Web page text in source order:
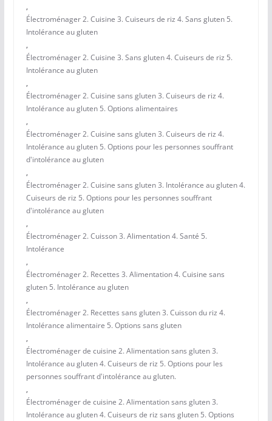
,
Électroménager 2. Cuisine 3. Cuiseurs de riz 4. Sans gluten 5.
Intolérance au gluten
,
Électroménager 2. Cuisine 3. Sans gluten 4. Cuiseurs de riz 5.
Intolérance au gluten
,
Électroménager 2. Cuisine sans gluten 3. Cuiseurs de riz 4.
Intolérance au gluten 5. Options alimentaires
,
Électroménager 2. Cuisine sans gluten 3. Cuiseurs de riz 4.
Intolérance au gluten 5. Options pour les personnes souffrant
d'intolérance au gluten
,
Électroménager 2. Cuisine sans gluten 3. Intolérance au gluten 4.
Cuiseurs de riz 5. Options pour les personnes souffrant
d'intolérance au gluten
,
Électroménager 2. Cuisson 3. Alimentation 4. Santé 5.
Intolérance
,
Électroménager 2. Recettes 3. Alimentation 4. Cuisine sans
gluten 5. Intolérance au gluten
,
Électroménager 2. Recettes sans gluten 3. Cuisson du riz 4.
Intolérance alimentaire 5. Options sans gluten
,
Électroménager de cuisine 2. Alimentation sans gluten 3.
Intolérance au gluten 4. Cuiseurs de riz 5. Options pour les
personnes souffrant d'intolérance au gluten.
,
Électroménager de cuisine 2. Alimentation sans gluten 3.
Intolérance au gluten 4. Cuiseurs de riz sans gluten 5. Options